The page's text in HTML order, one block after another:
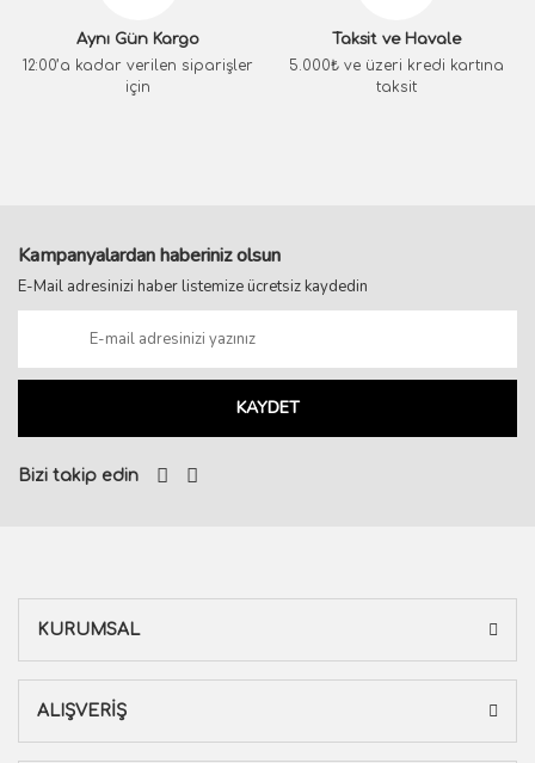
Aynı Gün Kargo
12:00’a kadar verilen siparişler
için
Taksit ve Havale
5.000₺ ve üzeri kredi kartına
taksit
Kampanyalardan haberiniz olsun
E-Mail adresinizi haber listemize ücretsiz kaydedin
KAYDET
Bizi takip edin
KURUMSAL
ALIŞVERİŞ